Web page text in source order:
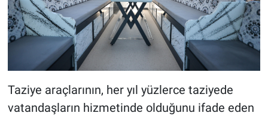
Taziye araçlarının, her yıl yüzlerce taziyede
vatandaşların hizmetinde olduğunu ifade eden